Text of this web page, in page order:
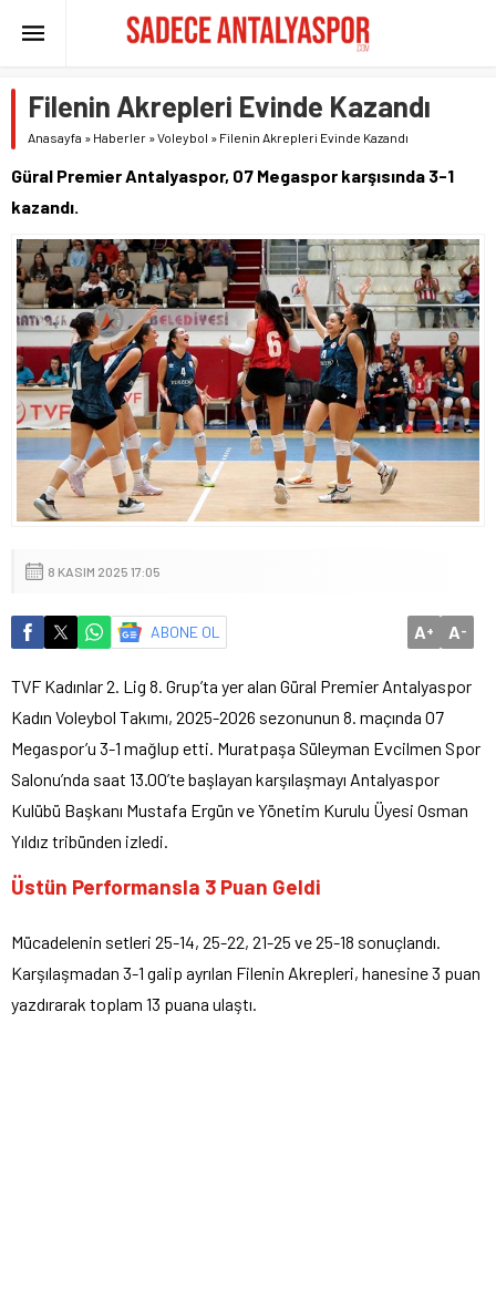
Filenin Akrepleri Evinde Kazandı
Anasayfa » Haberler »Voleybol » Filenin Akrepleri Evinde Kazandı
Güral Premier Antalyaspor, 07 Megaspor karşısında 3-1
kazandı.
8 KASIM 2025 17:05
ABONE OL A+ A-
TVF Kadınlar 2. Lig 8. Grup’ta yer alan Güral Premier Antalyaspor
Kadın Voleybol Takımı, 2025-2026 sezonunun 8. maçında 07
Megaspor’u 3-1 mağlup etti. Muratpaşa Süleyman Evcilmen Spor
Salonu’nda saat 13.00’te başlayan karşılaşmayı Antalyaspor
Kulübü Başkanı Mustafa Ergün ve Yönetim Kurulu Üyesi Osman
Yıldız tribünden izledi.
Üstün Performansla 3 Puan Geldi
Mücadelenin setleri 25-14, 25-22, 21-25 ve 25-18 sonuçlandı.
Karşılaşmadan 3-1 galip ayrılan Filenin Akrepleri, hanesine 3 puan
yazdırarak toplam 13 puana ulaştı.